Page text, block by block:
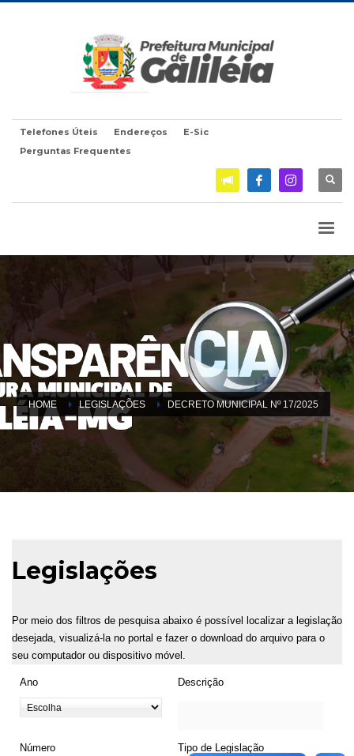
Telefones Úteis Endereços
E-Sic
Perguntas Frequentes
HOME LEGISLAÇÕES DECRETO MUNICIPAL Nº 17/2025
Legislações
Por meio dos filtros de pesquisa abaixo é possível localizar a legislação
desejada, visualizá-la no portal e fazer o download do arquivo para o
seu computador ou dispositivo móvel.
Ano Descrição
Número Tipo de Legislação